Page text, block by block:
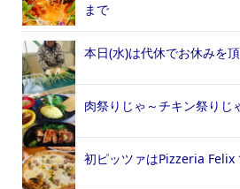
まで
本日(水)は代休でお休みを
肉祭りじゃ～チキン祭りじ
初ピッツァはPizzeria Felix